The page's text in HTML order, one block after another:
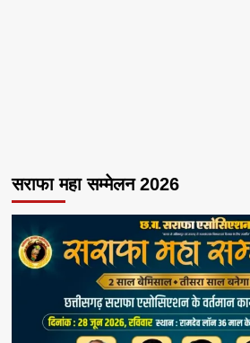
सराफा महा सम्मेलन 2026